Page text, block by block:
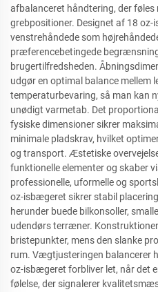
afbalanceret håndtering, der
grebpositioner. Designet af 18 oz-
venstrehåndede som
præferencebetingede
brugertilfredsheden.
udgør en optimal balance mellem
temperaturbevaring, så man kan
unødigt varmetab. Det
fysiske dimensioner sikrer
minimale pladskrav, hvilket
og transport. Æstetiske
funktionelle elementer og skaber
professionelle, uformelle og
oz-isbægeret sikrer stabil
herunder buede bilkonsoller,
udendørs terræner.
bristepunkter, mens den slanke
rum. Vægtjusteringen balancerer
oz-isbægeret forbliver let, når det
følelse, der signalerer